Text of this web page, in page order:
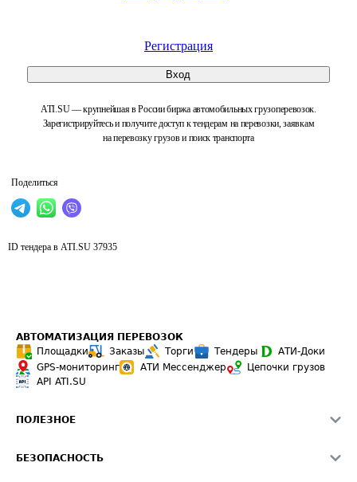
Регистрация
Вход
ATI.SU — крупнейшая в России биржа автомобильных грузоперевозок.
Зарегистрируйтесь и получите доступ к тендерам на перевозки, заявкам
на перевозку грузов и поиск транспорта
Поделиться
ID тендера в ATI.SU 37935
АВТОМАТИЗАЦИЯ ПЕРЕВОЗОК
Площадки
Заказы Торги Тендеры
АТИ-Доки
GPS-мониторинг
АТИ Мессенджер
Цепочки грузов
API ATI.SU
ПОЛЕЗНОЕ
БЕЗОПАСНОСТЬ